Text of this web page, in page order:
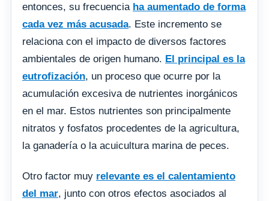
entonces, su frecuencia ha aumentado de forma
cada vez más acusada. Este incremento se
relaciona con el impacto de diversos factores
ambientales de origen humano. El principal es la
eutrofización, un proceso que ocurre por la
acumulación excesiva de nutrientes inorgánicos
en el mar. Estos nutrientes son principalmente
nitratos y fosfatos procedentes de la agricultura,
la ganadería o la acuicultura marina de peces.
Otro factor muy relevante es el calentamiento
del mar, junto con otros efectos asociados al